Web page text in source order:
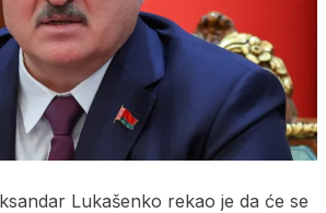
Lukašenko rekao je da će se